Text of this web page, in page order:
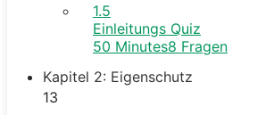
1.5
Einleitungs Quiz
50 Minutes8 Fragen
Kapitel 2: Eigenschutz
13